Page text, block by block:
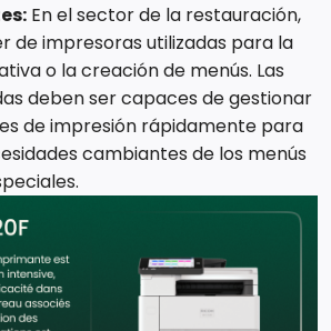
En el sector de la restauración,
de impresoras utilizadas para la
o la creación de menús. Las
deben ser capaces de gestionar
de impresión rápidamente para
cambiantes de los menús